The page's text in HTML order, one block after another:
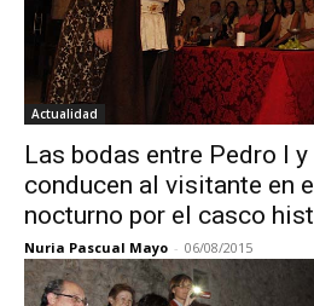
Actualidad
Las bodas entre Pedro I
conducen al visitante en
nocturno por el casco
Nuria Pascual Mayo - 06/08/2015